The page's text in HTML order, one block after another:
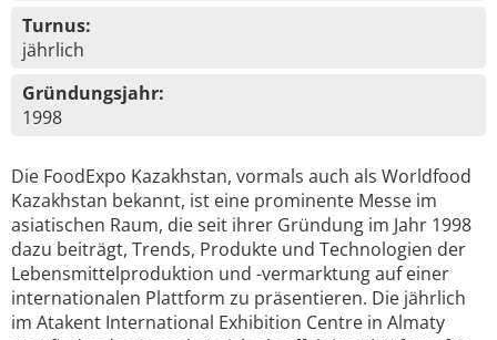
Turnus:
jährlich
Gründungsjahr:
1998
Die FoodExpo Kazakhstan, vormals auch als Worldfood
Kazakhstan bekannt, ist eine prominente Messe im
asiatischen Raum, die seit ihrer Gründung im Jahr 1998
dazu beiträgt, Trends, Produkte und Technologien der
Lebensmittelproduktion und -vermarktung auf einer
internationalen Plattform zu präsentieren. Die jährlich
im Atakent International Exhibition Centre in Almaty